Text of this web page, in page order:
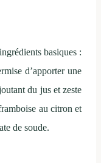
basiques :
d’apporter une
du jus et zeste
au citron et
de soude.